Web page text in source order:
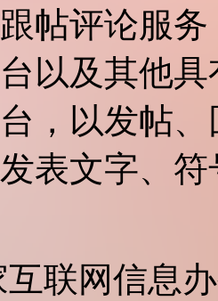
帖评论服
以及其他
，以发帖
表文字、
联网信息